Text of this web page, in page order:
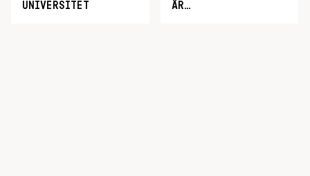
UNIVERSITET
ÄR…